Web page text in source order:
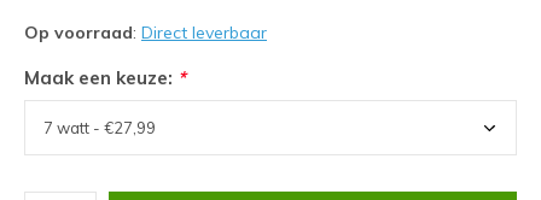
Op voorraad: Direct leverbaar
Maak een keuze: *